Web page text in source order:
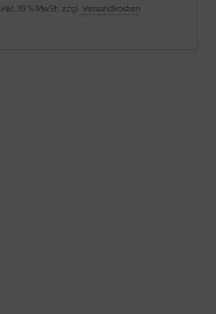
inkl. 19 % MwSt. zzgl. Versandkosten